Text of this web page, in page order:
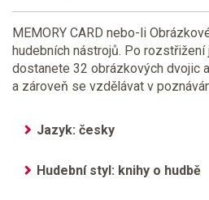
MEMORY CARD nebo-li
hudebních nástrojů. Po
dostanete 32 obrázkových dvojic
a zároveň se vzdělávat v
Jazyk: česky
Hudební styl: knihy o hudbě